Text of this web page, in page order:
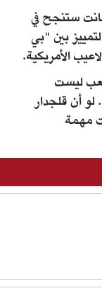
ستنجح في
بين "بي
الأمريكية.
ليست
لو أن قلجدار
مهمة